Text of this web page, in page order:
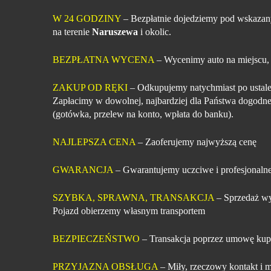
W 24 GODZINY – Bezpłatnie dojedziemy pod
na terenie Naruszewa i okolic.
BEZPŁATNA WYCENA – Wycenimy auto na
ZAKUP OD RĘKI – Odkupujemy natychmiast po
Zapłacimy w dowolnej, najbardziej dla Państwa
(gotówka, przelew na konto, wpłata do banku).
NAJLEPSZA CENA – Zaoferujemy najwyższą cenę
GWARANCJA – Gwarantujemy uczciwe i
SZYBKA, SPRAWNA, TRANSAKCJA – Sprzedaż
Pojazd obierzemy własnym transportem
BEZPIECZEŃSTWO – Transakcja poprzez umowę
PRZYJAZNA OBSŁUGA – Miły, rzeczowy kontakt i